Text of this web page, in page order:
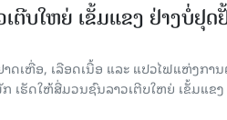
ບໃຫຍ່ ເຂັ້ມແຂງ ຢ່າງບໍ່ຢຸດ
ເຫື່ອ, ເລືອດເນື້ອ ແລະ ແປວໄຟແຫ່ງກາ
ເຮັດໃຫ້ສື່ມວນຊົນລາວເຕີບໃຫຍ່ ເຂັ້ມແຂງ